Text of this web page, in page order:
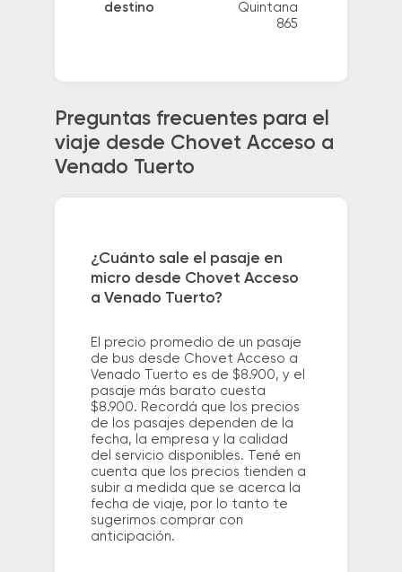
destino
Quintana
865
Preguntas frecuentes para el
viaje desde Chovet Acceso a
Venado Tuerto
¿Cuánto sale el pasaje en
micro desde Chovet Acceso
a Venado Tuerto?
El precio promedio de un pasaje
de bus desde Chovet Acceso a
Venado Tuerto es de $8.900, y el
pasaje más barato cuesta
$8.900. Recordá que los precios
de los pasajes dependen de la
fecha, la empresa y la calidad
del servicio disponibles. Tené en
cuenta que los precios tienden a
subir a medida que se acerca la
fecha de viaje, por lo tanto te
sugerimos comprar con
anticipación.